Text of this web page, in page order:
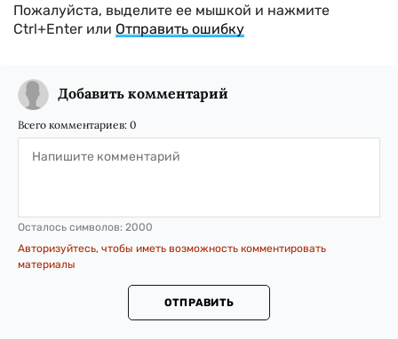
Пожалуйста, выделите ее мышкой и нажмите
Ctrl+Enter или Отправить ошибку
Добавить комментарий
Всего комментариев: 0
Осталось символов: 2000
Авторизуйтесь, чтобы иметь возможность комментировать
материалы
ОТПРАВИТЬ